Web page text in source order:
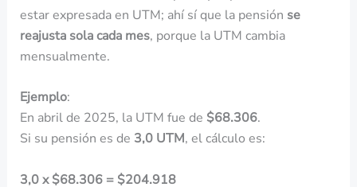
estar expresada en UTM; ahí sí que la pensión se
reajusta sola cada mes, porque la UTM cambia
mensualmente.
Ejemplo:
En abril de 2025, la UTM fue de $68.306.
Si su pensión es de 3,0 UTM, el cálculo es:
3,0 x $68.306 = $204.918